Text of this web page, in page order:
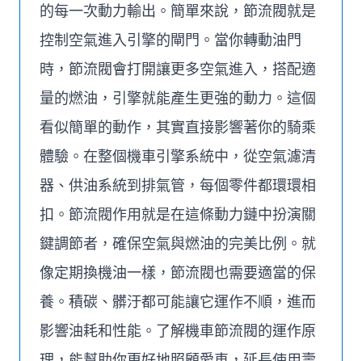
的每一次動力輸出。簡單來說，節流閥就是
控制空氣進入引擎的閘門。當你轉動油門
時，節流閥會打開讓更多空氣進入，搭配適
量的燃油，引擎就能產生更強的動力。這個
看似簡單的動作，其實直接影響著你的騎乘
體驗。在整個機車引擎系統中，從空氣濾清
器、供油系統到排氣管，每個零件都環環相
扣。節流閥作用就是在這條動力鏈中扮演關
鍵調節者，確保空氣與燃油的完美比例。就
像定期換機油一樣，節流閥也需要適當的保
養。積碳、髒汙都可能讓它運作不順，進而
影響油耗和性能。了解機車節流閥的運作原